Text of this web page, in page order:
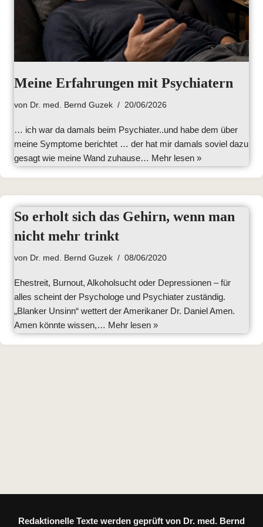
Meine Erfahrungen mit Psychiatern
von Dr. med. Bernd Guzek 20/06/2026
… ich war da damals beim Psychiater..und habe dem über
meine Symptome berichtet … der hat mir damals soviel dazu
gesagt wie meine Wand zuhause… Mehr lesen »
So erholt sich das Gehirn, wenn man
nicht mehr trinkt
von Dr. med. Bernd Guzek 08/06/2020
Ehestreit, Burnout, Alkoholsucht oder Depressionen – für
alles scheint der Psychologe und Psychiater zuständig.
„Blanker Unsinn“ wettert der Amerikaner Dr. Daniel Amen.
Amen könnte wissen,… Mehr lesen »
Redaktionelle Texte werden geprüft von Dr. med. Bernd